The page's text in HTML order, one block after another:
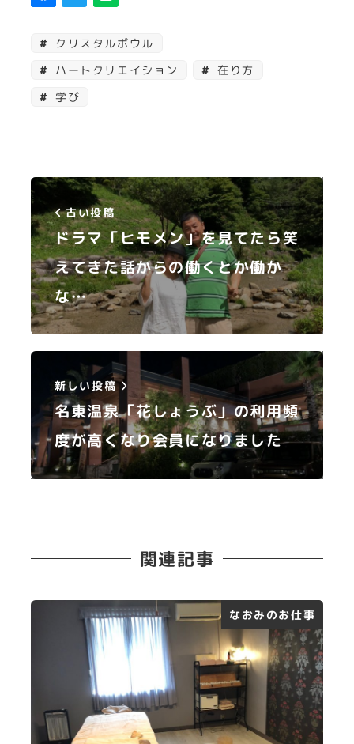
クリスタルボウル
ハートクリエイション
在り方
学び
古い投稿
ドラマ「ヒモメン」を見てたら笑
えてきた話からの働くとか働か
な…
新しい投稿
名東温泉「花しょうぶ」の利用頻
度が高くなり会員になりました
関連記事
なおみのお仕事